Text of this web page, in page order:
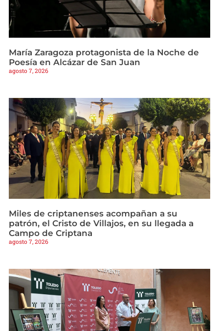
María Zaragoza protagonista de la Noche de
Poesía en Alcázar de San Juan
agosto 7, 2026
Miles de criptanenses acompañan a su
patrón, el Cristo de Villajos, en su llegada a
Campo de Criptana
agosto 7, 2026